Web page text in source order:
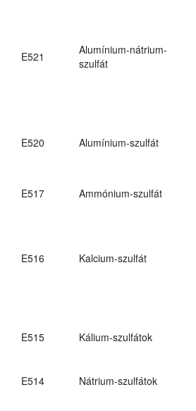
E521
Alumínium-nátrium-
szulfát
E520 Alumínium-szulfát
E517
Ammónium-szulfát
E516 Kalcium-szulfát
E515 Kálium-szulfátok
E514 Nátrium-szulfátok